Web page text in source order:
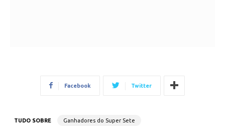
Facebook Twitter
TUDO SOBRE Ganhadores do Super Sete